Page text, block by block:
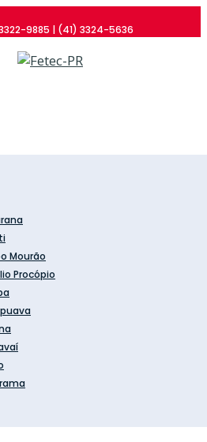
9885 | (41) 3324-5636
Mourão
Procópio